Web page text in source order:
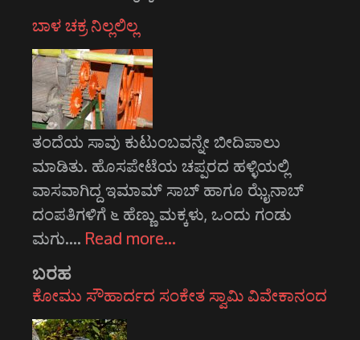
ಬಾಳ ಚಕ್ರ ನಿಲ್ಲಲಿಲ್ಲ
ತಂದೆಯ ಸಾವು ಕುಟುಂಬವನ್ನೇ ಬೀದಿಪಾಲು
ಮಾಡಿತು. ಹೊಸಪೇಟೆಯ ಚಪ್ಪರದ ಹಳ್ಳಿಯಲ್ಲಿ
ವಾಸವಾಗಿದ್ದ ಇಮಾಮ್ ಸಾಬ್ ಹಾಗೂ ಝೈನಾಬ್
ದಂಪತಿಗಳಿಗೆ ೬ ಹೆಣ್ಣು ಮಕ್ಕಳು, ಒಂದು ಗಂಡು
ಮಗು.… Read more…
ಬರಹ
ಕೋಮು ಸೌಹಾರ್ದದ ಸಂಕೇತ ಸ್ವಾಮಿ ವಿವೇಕಾನಂದ